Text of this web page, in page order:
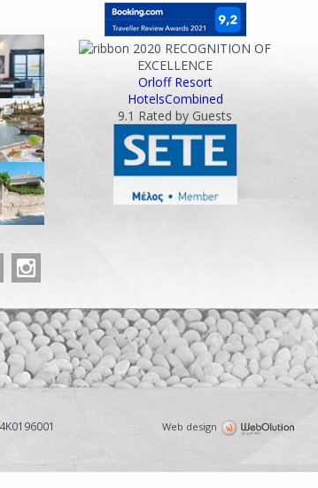
2020 RECOGNITION OF
EXCELLENCE
Orloff Resort
HotelsCombined
9.1 Rated by Guests
Web design